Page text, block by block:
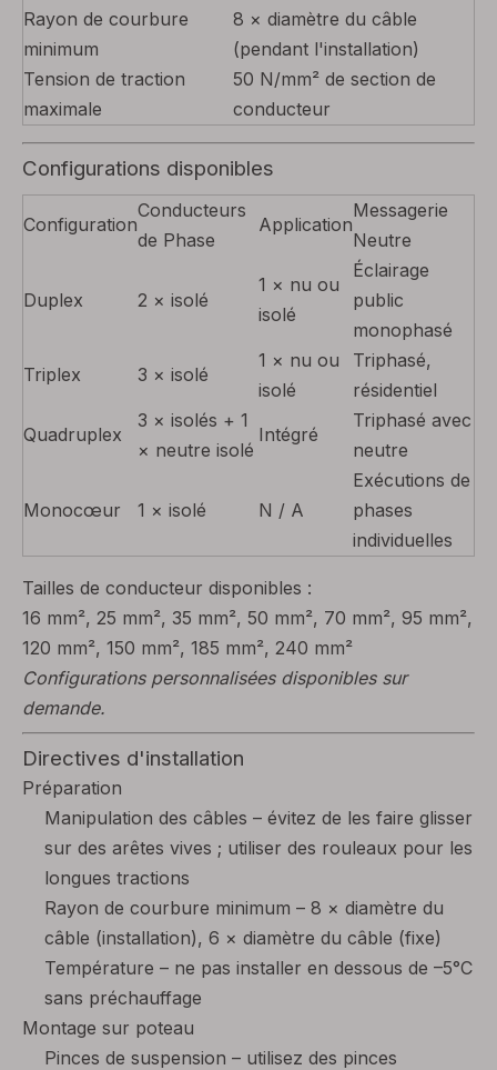
Rayon de courbure
minimum
8 × diamètre du câble
(pendant l'installation)
Tension de traction
maximale
50 N/mm² de section de
conducteur
Configurations disponibles
Configuration
Conducteurs
de Phase
Application
Messagerie
Neutre
Duplex 2 × isolé
1 × nu ou
isolé
Éclairage
public
monophasé
Triplex
3 × isolé
1 × nu ou
isolé
Triphasé,
résidentiel
Quadruplex
3 × isolés + 1
× neutre isolé
Intégré
Triphasé avec
neutre
Monocœur 1 × isolé N / A
Exécutions de
phases
individuelles
Tailles de conducteur disponibles :
16 mm², 25 mm², 35 mm², 50 mm², 70 mm², 95 mm²,
120 mm², 150 mm², 185 mm², 240 mm²
Configurations personnalisées disponibles sur
demande.
Directives d'installation
Préparation
Manipulation des câbles – évitez de les faire glisser
sur des arêtes vives ; utiliser des rouleaux pour les
longues tractions
Rayon de courbure minimum – 8 × diamètre du
câble (installation), 6 × diamètre du câble (fixe)
Température – ne pas installer en dessous de –5°C
sans préchauffage
Montage sur poteau
Pinces de suspension – utilisez des pinces